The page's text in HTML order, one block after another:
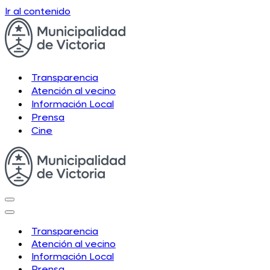
Ir al contenido
Transparencia
Atención al vecino
Información Local
Prensa
Cine
Menú
de
Menú
navegación
Transparencia
Atención al vecino
Información Local